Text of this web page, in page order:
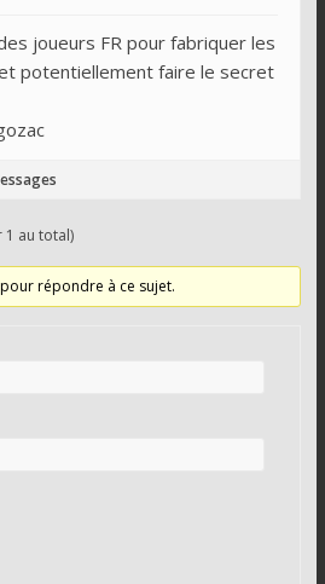
joueurs FR pour fabriquer les
potentiellement faire le secret
1 au total)
répondre à ce sujet.